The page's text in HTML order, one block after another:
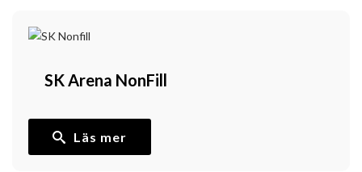
SK Arena NonFill
Läs mer